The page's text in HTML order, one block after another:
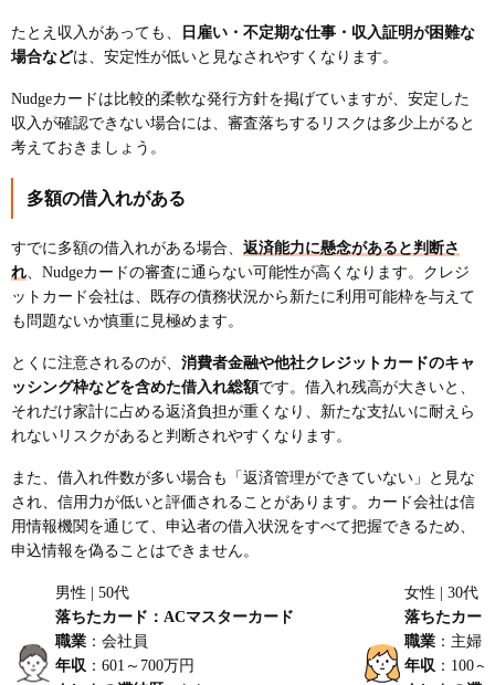
たとえ収入があっても、
日雇い・不定期な仕事・収入証明が困難な
場合などは、安定性が低いと見なされやすくなります。
Nudgeカードは比較的柔軟な発行方針を掲げていますが、安定した
収入が確認できない場合には、審査落ちするリスクは多少上がると
考えておきましょう。
多額の借入れがある
すでに多額の借入れがある場合、 返済能力に懸念があると判断さ
れ、Nudgeカードの審査に通らない可能性が高くなります。クレジ
ットカード会社は、既存の債務状況から新たに利用可能枠を与えて
も問題ないか慎重に見極めます。
とくに注意されるのが、 消費者金融や他社クレジットカードのキャ
ッシング枠などを含めた借入れ総額です。借入れ残高が大きいと、
それだけ家計に占める返済負担が重くなり、新たな支払いに耐えら
れないリスクがあると判断されやすくなります。
また、借入れ件数が多い場合も「返済管理ができていない」と見な
され、信用力が低いと評価されることがあります。カード会社は信
用情報機関を通じて、申込者の借入状況をすべて把握できるため、
申込情報を偽ることはできません。
男性 | 50代
落ちたカード：ACマスターカード
職業 ：会社員
年収 ：601～700万円
女性 | 30代
落ちたカー
職業 ：主婦
年収 ：100